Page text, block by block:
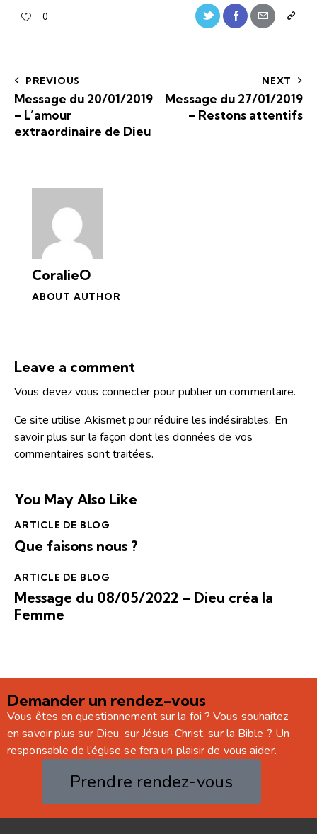
0
PREVIOUS
Message du 20/01/2019
– L’amour
extraordinaire de Dieu
NEXT
Message du 27/01/2019
– Restons attentifs
CoralieO
ABOUT AUTHOR
Leave a comment
Vous devezvous connecter pour publier un commentaire.
Ce site utilise Akismet pour réduire les indésirables. En
savoir plus sur la façon dont les données de vos
commentaires sont traitées.
You May Also Like
ARTICLE DE BLOG
Que faisons nous ?
ARTICLE DE BLOG
Message du 08/05/2022 – Dieu créa la
Femme
Demander un rendez-vous
Vous êtes en questionnement sur la foi ? Vous souhaitez
en savoir plus sur Dieu, sur Jésus-Christ, sur la Bible ? Un
responsable de l’église se fera un plaisir de vous aider.
Prendre rendez-vous